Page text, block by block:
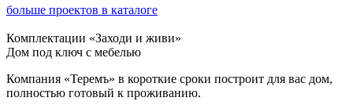
больше проектов в каталоге
Комплектации «Заходи и живи»
Дом под ключ с мебелью
Компания «Теремъ» в короткие сроки построит для вас дом,
полностью готовый к проживанию.